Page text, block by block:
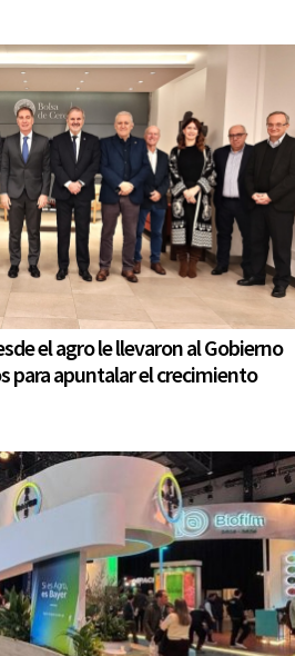
el agro le llevaron al Gobierno
para apuntalar el crecimiento